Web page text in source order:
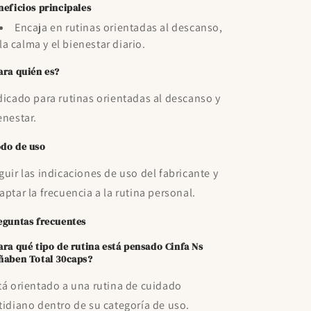
principales
Encaja en rutinas orientadas al descanso,
la calma y el bienestar diario.
quién es?
para rutinas orientadas al descanso y
de uso
las indicaciones de uso del fabricante y
la frecuencia a la rutina personal.
frecuentes
qué tipo de rutina está pensado Cinfa Ns
Total 30caps?
orientado a una rutina de cuidado
dentro de su categoría de uso.